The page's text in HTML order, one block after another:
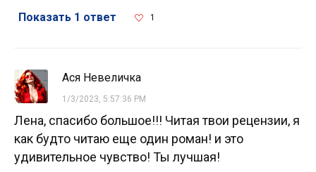
Показать 1 ответ 1
Ася Невеличка
1/3/2023, 5:57:36 PM
Лена, спасибо большое!!! Читая твои рецензии, я
как будто читаю еще один роман! и это
удивительное чувство! Ты лучшая!